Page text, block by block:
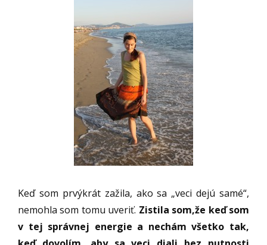
Keď som prvýkrát zažila, ako sa „veci dejú samé“,
nemohla som tomu uveriť. Zistila som,že keď som
v tej správnej energie a nechám všetko tak,